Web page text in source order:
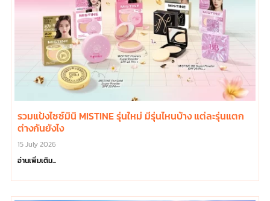
รวมแป้งไซซ์มินิ MISTINE รุ่นใหม่ มีรุ่นไหนบ้าง แต่ละรุ่นแตก
ต่างกันยังไง
15 July 2026
อ่านเพิ่มเติม...